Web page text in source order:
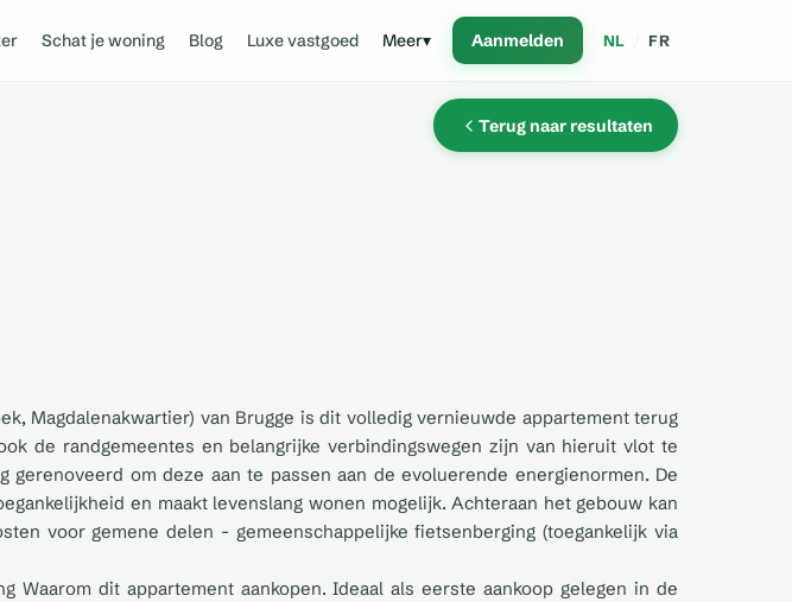
Schat je woning Blog Luxe vastgoed Meer▾ Aanmelden NL FR
Terug naar resultaten
Magdalenakwartier) van Brugge is dit volledig vernieuwde appartement terug
de randgemeentes en belangrijke verbindingswegen zijn van hieruit vlot te
om deze aan te passen aan de evoluerende energienormen. De
en maakt levenslang wonen mogelijk. Achteraan het gebouw kan
voor gemene delen - gemeenschappelijke fietsenberging (toegankelijk via
dit appartement aankopen. Ideaal als eerste aankoop gelegen in de